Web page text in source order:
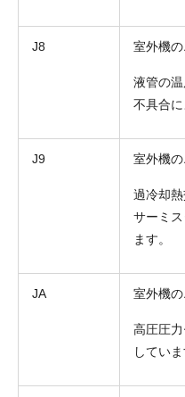
J8 室外機
液管の
不具合に
J9 室外機
過冷却
サーミ
ます。
JA 室外機
高圧圧
していま